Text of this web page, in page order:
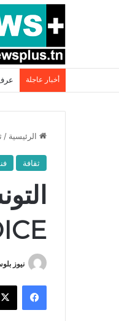
أخبار عاجلة
الرئيسية /
ثقافة
نيوز